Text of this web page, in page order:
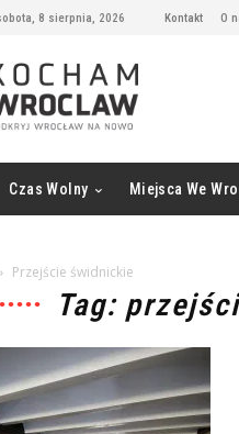
8 sierpnia, 2026 Kontakt O
Czas Wolny Miejsca We
Przejście świdnickie
Tag: